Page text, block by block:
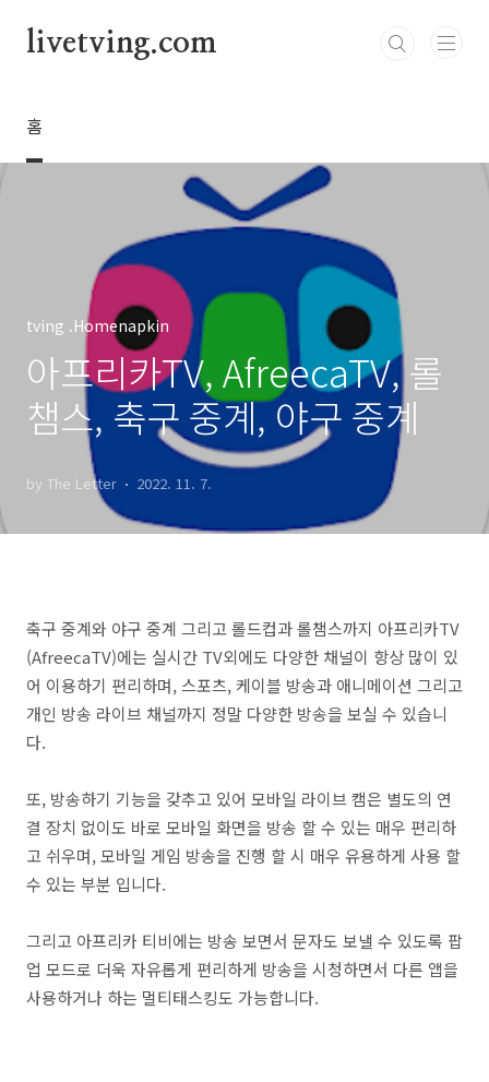
livetving.com
홈
tving .Homenapkin
아프리카TV, AfreecaTV, 롤
챔스, 축구 중계, 야구 중계
by The Letter 2022. 11. 7.
축구 중계와 야구 중계 그리고 롤드컵과 롤챔스까지 아프리카TV
(AfreecaTV)에는 실시간 TV외에도 다양한 채널이 항상 많이 있
어 이용하기 편리하며, 스포츠, 케이블 방송과 애니메이션 그리고
개인 방송 라이브 채널까지 정말 다양한 방송을 보실 수 있습니
다.
또, 방송하기 기능을 갖추고 있어 모바일 라이브 캠은 별도의 연
결 장치 없이도 바로 모바일 화면을 방송 할 수 있는 매우 편리하
고 쉬우며, 모바일 게임 방송을 진행 할 시 매우 유용하게 사용 할
수 있는 부분 입니다.
그리고 아프리카 티비에는 방송 보면서 문자도 보낼 수 있도록 팝
업 모드로 더욱 자유롭게 편리하게 방송을 시청하면서 다른 앱을
사용하거나 하는 멀티태스킹도 가능합니다.